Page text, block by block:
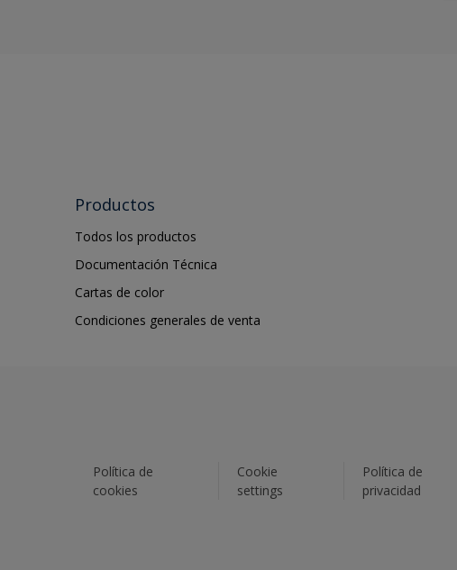
Productos
Todos los productos
Documentación Técnica
Cartas de color
Condiciones generales de venta
Política de
cookies
Cookie
settings
Política de
privacidad